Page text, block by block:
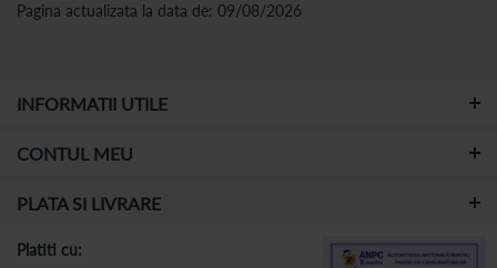
Pagina actualizata la data de: 09/08/2026
INFORMATII UTILE
CONTUL MEU
PLATA SI LIVRARE
Platiti cu: